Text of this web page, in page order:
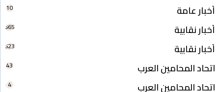
أخبار عامة 10
أخبار نقابية 665
أخبار نقابية 623
اتحاد المحامين العرب 43
اتحاد المحامين العرب 4